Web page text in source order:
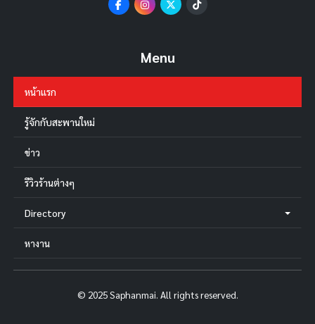
Menu
หน้าแรก
รู้จักกับสะพานใหม่
ข่าว
รีวิวร้านต่างๆ
Directory
หางาน
© 2025 Saphanmai. All rights reserved.